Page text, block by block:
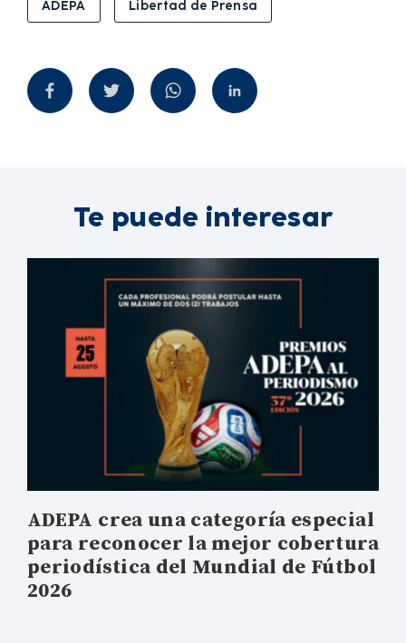
ADEPA Libertad de Prensa
Te puede interesar
ADEPA crea una categoría especial
para reconocer la mejor cobertura
periodística del Mundial de Fútbol
2026